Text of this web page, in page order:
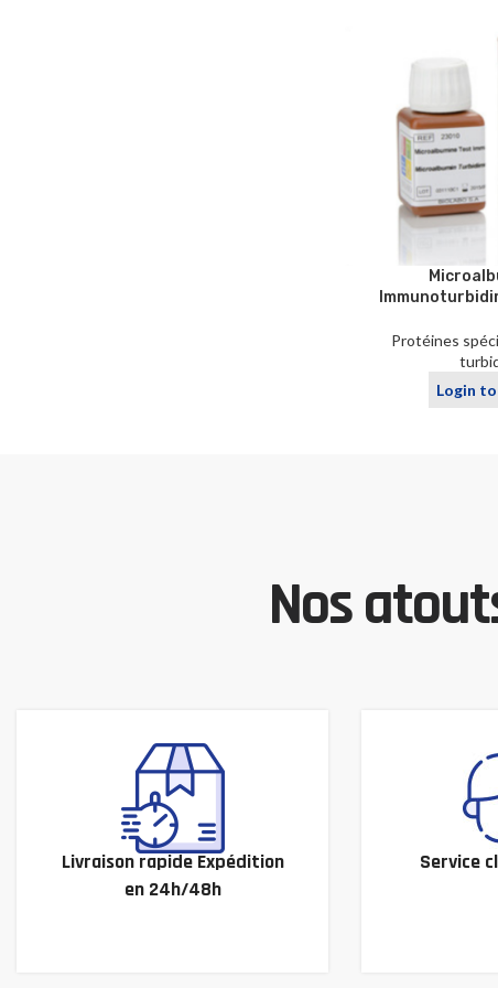
Protéines
Login
Nos
Livraison rapide Expédition
en 24h/48h
Service